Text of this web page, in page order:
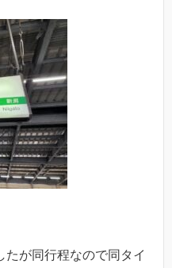
が同行程なので同タイ